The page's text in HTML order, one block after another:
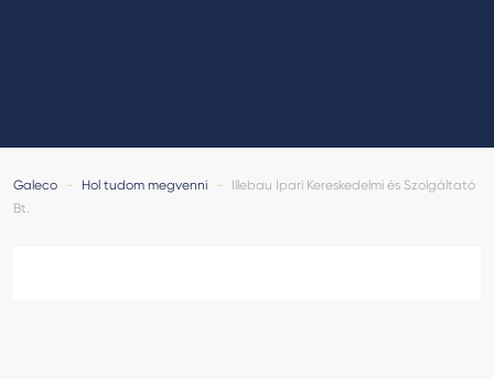
Galeco - Hol tudom megvenni -
Illebau Ipari Kereskedelmi és Szolgáltató
Bt.